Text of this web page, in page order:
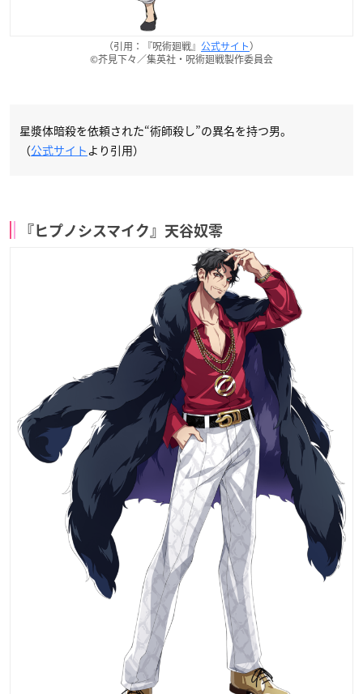
（引用：『呪術廻戦』 公式サイト）
©芥見下々／集英社・呪術廻戦製作委員会
星漿体暗殺を依頼された“術師殺し”の異名を持つ男。
（公式サイト より引用）
『ヒプノシスマイク』天谷奴零